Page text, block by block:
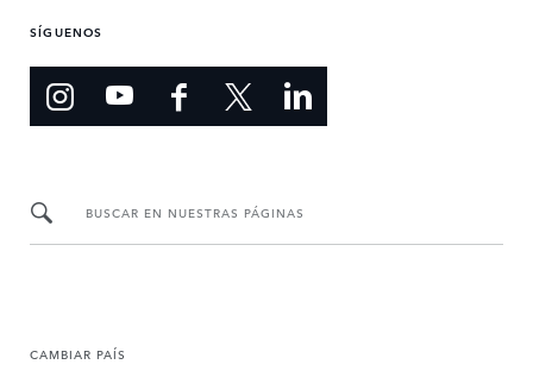
SÍGUENOS
BUSCAR EN NUESTRAS PÁGINAS
CAMBIAR PAÍS